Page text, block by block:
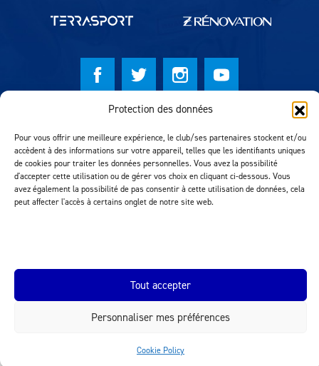
Protection des données
Pour vous offrir une meilleure expérience, le club/ses partenaires stockent et/ou
accèdent à des informations sur votre appareil, telles que les identifiants uniques
de cookies pour traiter les données personnelles. Vous avez la possibilité
d'accepter cette utilisation ou de gérer vos choix en cliquant ci-dessous. Vous
avez également la possibilité de pas consentir à cette utilisation de données, cela
peut affecter l'accès à certains onglet de notre site web.
Tout accepter
Personnaliser mes préférences
Cookie Policy
© Lausanne Sport Football Club 2026
Réalisation MTM Agency